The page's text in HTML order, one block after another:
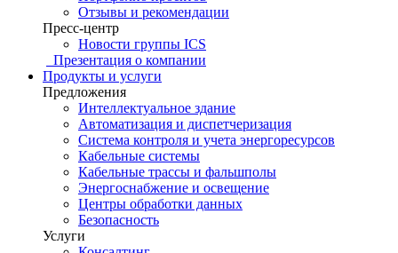
Отзывы и рекомендации
Пресс-центр
Новости группы ICS
Презентация о компании
Продукты и услуги
Предложения
Интеллектуальное здание
Автоматизация и диспетчеризация
Система контроля и учета энергоресурсов
Кабельные системы
Кабельные трассы и фальшполы
Энергоснабжение и освещение
Центры обработки данных
Безопасность
Услуги